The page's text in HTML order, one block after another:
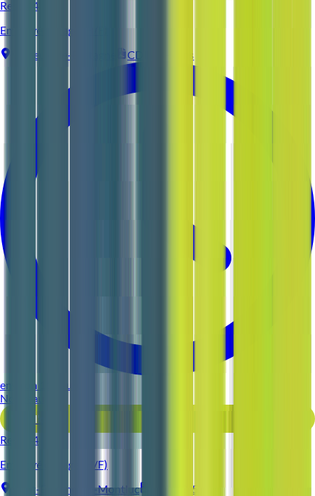
Reso 44
Employé d'étage (H/F)
Vigneux-de-Bretagne
CDI 3-5 ans
environ 11 heures
Nouveau
Voir l'offre
Reso 44
Employé d'étage (H/F)
Saint-Étienne-de-Montluc
3-5 ans